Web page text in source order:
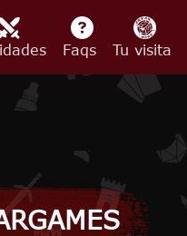
Faqs Tu visita